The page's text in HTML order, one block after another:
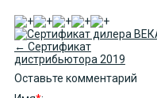
← Сертификат
дистрибьютора 2019
Оставьте комментарий